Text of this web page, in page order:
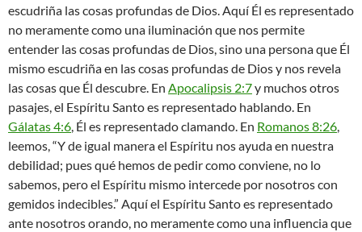
escudriña las cosas profundas de Dios. Aquí Él es representado
no meramente como una iluminación que nos permite
entender las cosas profundas de Dios, sino una persona que Él
mismo escudriña en las cosas profundas de Dios y nos revela
las cosas que Él descubre. En Apocalipsis 2:7y muchos otros
pasajes, el Espíritu Santo es representado hablando. En
Gálatas 4:6, Él es representado clamando. En Romanos 8:26,
leemos, “Y de igual manera el Espíritu nos ayuda en nuestra
debilidad; pues qué hemos de pedir como conviene, no lo
sabemos, pero el Espíritu mismo intercede por nosotros con
gemidos indecibles.” Aquí el Espíritu Santo es representado
ante nosotros orando, no meramente como una influencia que